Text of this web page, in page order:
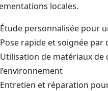
locales.
Étude personnalisée pour
Pose rapide et soignée
Utilisation de matériaux de
l’environnement
Entretien et réparation